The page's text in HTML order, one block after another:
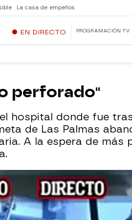
La casa de empeños
EN DIRECTO PROGRAMACIÓN TV
perforado''
hospital donde fue
de Las Palmas
A la espera de más